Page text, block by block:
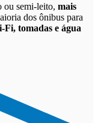
ou semi-leito, mais
dos ônibus para
tomadas e água